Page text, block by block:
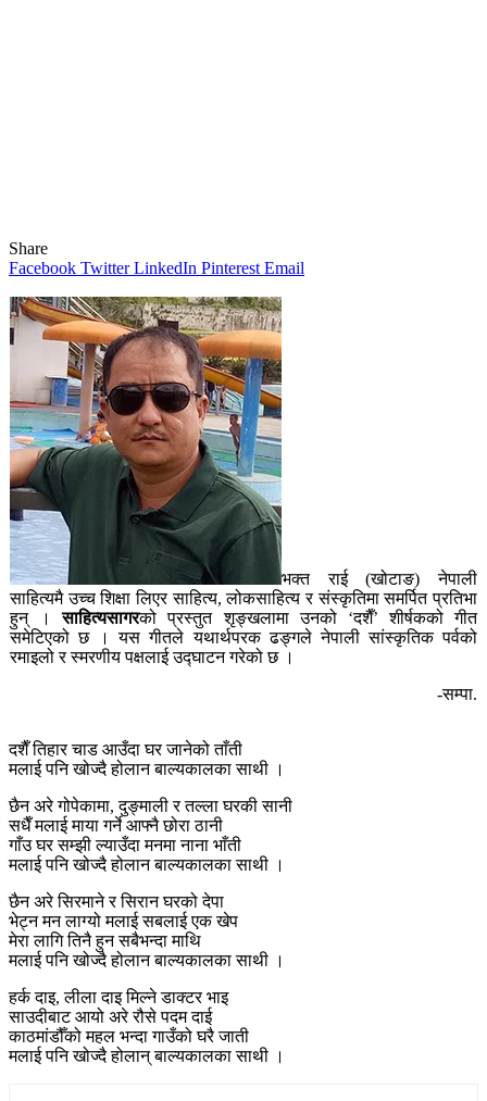
Share
Facebook Twitter LinkedIn Pinterest Email
भक्त राई (खोटाङ) नेपाली
साहित्यमै उच्च शिक्षा लिएर साहित्य, लोकसाहित्य र संस्कृतिमा समर्पित प्रतिभा
हुन् ।साहित्यसागरको प्रस्तुत शृङ्खलामा उनको ‘दशैँ’ शीर्षकको गीत
समेटिएको छ । यस गीतले यथार्थपरक ढङ्गले नेपाली सांस्कृतिक पर्वको
रमाइलो र स्मरणीय पक्षलाई उद्घाटन गरेको छ ।
-सम्पा.
दशैँ तिहार चाड आउँदा घर जानेको ताँती
मलाई पनि खोज्दै होलान बाल्यकालका साथी ।
छैन अरे गोपेकामा, दुङ्माली र तल्ला घरकी सानी
सधैँ मलाई माया गर्ने आफ्नै छोरा ठानी
गाँउ घर सम्झी ल्याउँदा मनमा नाना भाँती
मलाई पनि खोज्दै होलान बाल्यकालका साथी ।
छैन अरे सिरमाने र सिरान घरको देपा
भेट्न मन लाग्यो मलाई सबलाई एक खेप
मेरा लागि तिनै हुन सबैभन्दा माथि
मलाई पनि खोज्दै होलान बाल्यकालका साथी ।
हर्क दाइ, लीला दाइ मिल्ने डाक्टर भाइ
साउदीबाट आयो अरे रौसे पदम दाई
काठमांडौँको महल भन्दा गाउँको घरै जाती
मलाई पनि खोज्दै होलान् बाल्यकालका साथी ।